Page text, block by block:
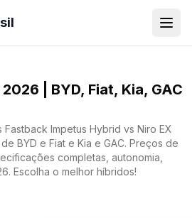
| BYD, Fiat, Kia, GAC
Impetus Hybrid vs Niro EX
BYD e Fiat e Kia e GAC. Preços de
completas, autonomia,
Escolha o melhor híbridos!